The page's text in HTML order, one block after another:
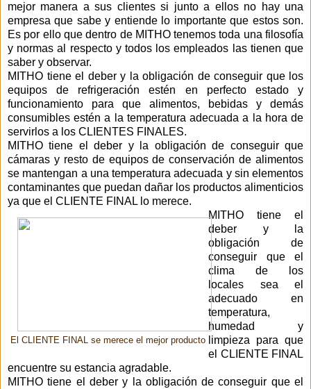
mejor manera a sus clientes si junto a ellos no hay una
empresa que sabe y entiende lo importante que estos son.
Es por ello que dentro de MITHO tenemos toda una filosofía
y normas al respecto y todos los empleados las tienen que
saber y observar.
MITHO tiene el deber y la obligación de conseguir que los
equipos de refrigeración estén en perfecto estado y
funcionamiento para que alimentos, bebidas y demás
consumibles estén a la temperatura adecuada a la hora de
servirlos a los CLIENTES FINALES.
MITHO tiene el deber y la obligación de conseguir que
cámaras y resto de equipos de conservación de alimentos
se mantengan a una temperatura adecuada y sin elementos
contaminantes que puedan dañar los productos alimenticios
ya que el CLIENTE FINAL lo merece.
El CLIENTE FINAL se merece el mejor producto
MITHO tiene el
deber y la
obligación de
conseguir que el
clima de los
locales sea el
adecuado en
temperatura,
humedad y
limpieza para que
el CLIENTE FINAL
encuentre su estancia agradable.
MITHO tiene el deber y la obligación de conseguir que el